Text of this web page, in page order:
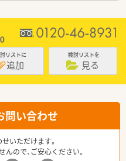
リストに
追加
検討リストを
見る
問い合わせ
いただけます。
ので、ご安心ください。